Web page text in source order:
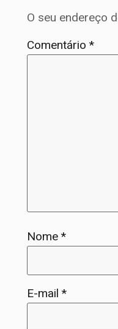
O seu endereço
Comentário*
Nome*
E-mail*